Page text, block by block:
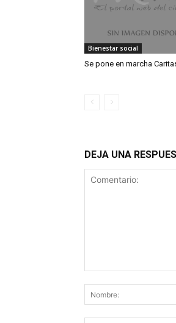
Bienestar social
Se pone en marcha
DEJA UNA